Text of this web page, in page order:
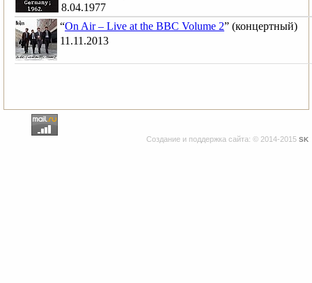
8.04.1977
“On Air – Live at the BBC Volume 2” (концертный)
11.11.2013
Создание и поддержка сайта: © 2014-2015 SK